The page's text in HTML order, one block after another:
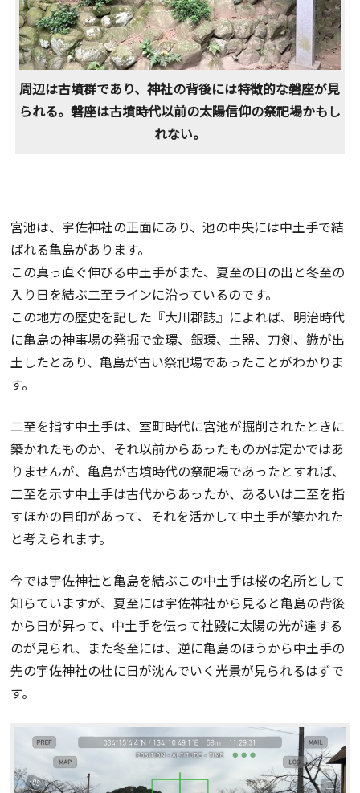
周辺は古墳群であり、神社の背後には特徴的な磐座が見
られる。磐座は古墳時代以前の太陽信仰の祭祀場かもし
れない。
宮池は、宇佐神社の正面にあり、池の中央には中土手で結
ばれる亀島があります。
この真っ直ぐ伸びる中土手がまた、夏至の日の出と冬至の
入り日を結ぶ二至ラインに沿っているのです。
この地方の歴史を記した『大川郡誌』によれば、明治時代
に亀島の神事場の発掘で金環、銀環、土器、刀剣、鏃が出
土したとあり、亀島が古い祭祀場であったことがわかりま
す。
二至を指す中土手は、室町時代に宮池が掘削されたときに
築かれたものか、それ以前からあったものかは定かではあ
りませんが、亀島が古墳時代の祭祀場であったとすれば、
二至を示す中土手は古代からあったか、あるいは二至を指
すほかの目印があって、それを活かして中土手が築かれた
と考えられます。
今では宇佐神社と亀島を結ぶこの中土手は桜の名所として
知らていますが、夏至には宇佐神社から見ると亀島の背後
から日が昇って、中土手を伝って社殿に太陽の光が達する
のが見られ、また冬至には、逆に亀島のほうから中土手の
先の宇佐神社の杜に日が沈んでいく光景が見られるはずで
す。